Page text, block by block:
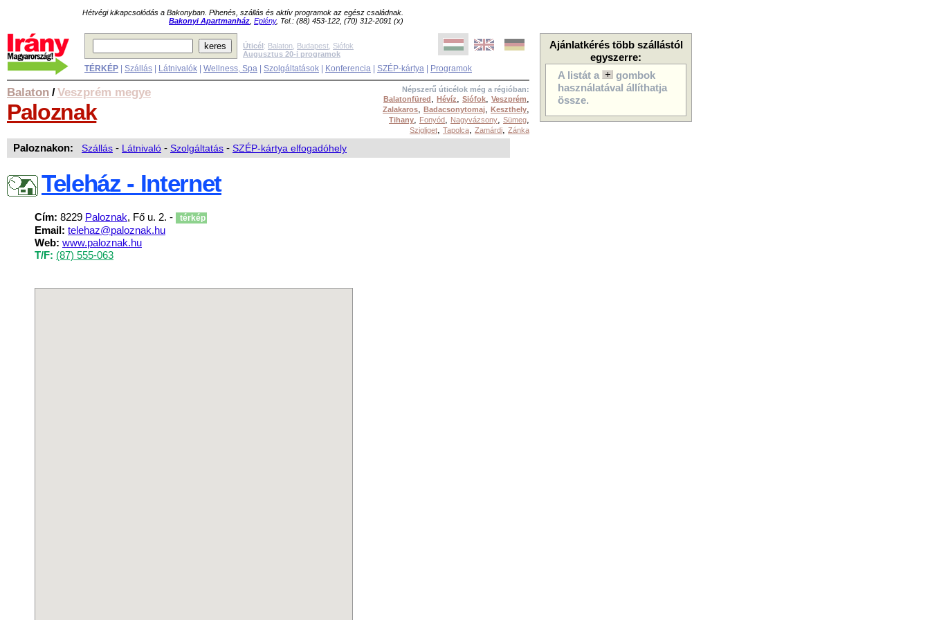
Hétvégi kikapcsolódás a Bakonyban. Pihenés, szállás és aktív programok az egész családnak.
Bakonyi Apartmanház Eplény, Tel.: (88) 453-122, (70) 312-2091 (x)
Ajánlatkérés több szállástól
egyszerre:
A listát a
gombok
használatával állíthatja
össze.
Úticél: Balaton Budapest Siófok
Augusztus 20-i programok
TÉRKÉP Szállás Látnivalók Wellness, Spa Szolgáltatások Konferencia SZÉP-kártya Programok
Népszerű úticélok még a régióban:
Balatonfüred, Hévíz, Siófok, Veszprém,
Zalakaros, Badacsonytomaj, Keszthely,
Tihany, Fonyód, Nagyvázsony, Sümeg,
Szigliget, Tapolca, Zamárdi, Zánka
Balaton /Veszprém megye
Paloznak
Paloznakon: Szállás - Látnivaló - Szolgáltatás - SZÉP-kártya elfogadóhely
Teleház - Internet
Cím: 8229 Paloznak, Fő u. 2. - térkép
Email: telehaz@paloznak.hu
Web: www.paloznak.hu
T/F: (87) 555-063